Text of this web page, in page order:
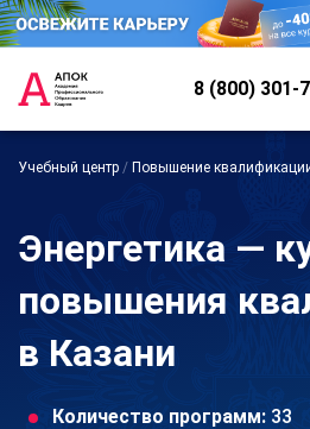
8 (800) 301-
Учебный центр / Повышение
Энергетика —
повышения
в Казани
Количество программ: 33